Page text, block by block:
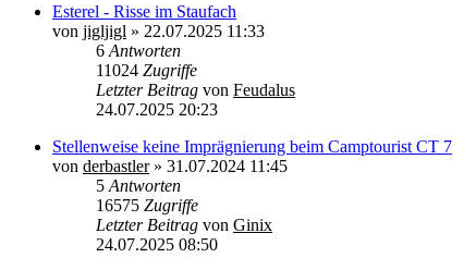
Esterel - Risse im Staufach
von jigljigl » 22.07.2025 11:33
6 Antworten
11024 Zugriffe
Letzter Beitrag von Feudalus
24.07.2025 20:23
Stellenweise keine Imprägnierung beim Camptourist CT 7
von derbastler» 31.07.2024 11:45
5 Antworten
16575 Zugriffe
Letzter Beitrag von Ginix
24.07.2025 08:50